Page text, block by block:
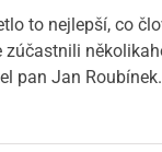
to nejlepší, co
zúčastnili
pan Jan